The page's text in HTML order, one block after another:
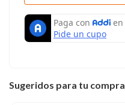
Sugeridos para tu compra